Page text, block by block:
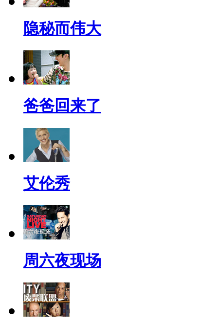
隐秘而伟大
爸爸回来了
艾伦秀
周六夜现场